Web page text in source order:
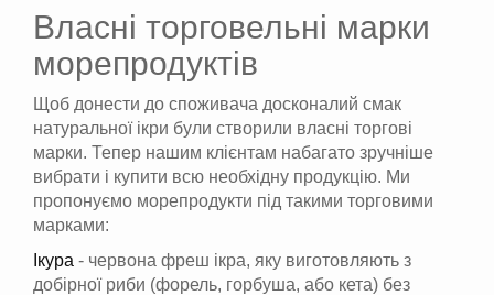
Власні торговельні марки
морепродуктів
Щоб донести до споживача досконалий смак
натуральної ікри були створили власні торгові
марки. Тепер нашим клієнтам набагато зручніше
вибрати і купити всю необхідну продукцію. Ми
пропонуємо морепродукти під такими торговими
марками:
Ікура - червона фреш ікра, яку виготовляють з
добірної риби (форель, горбуша, або кета) без